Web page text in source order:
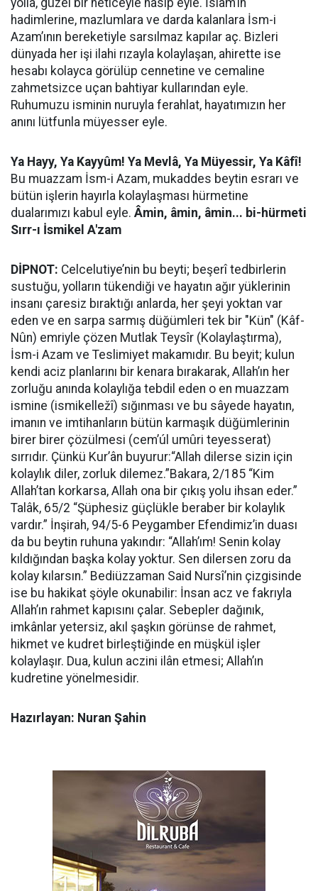
yolla, güzel bir neticeyle nasip eyle. İslam’ın
hadimlerine, mazlumlara ve darda kalanlara İsm-i
Azam’ının bereketiyle sarsılmaz kapılar aç. Bizleri
dünyada her işi ilahi rızayla kolaylaşan, ahirette ise
hesabı kolayca görülüp cennetine ve cemaline
zahmetsizce uçan bahtiyar kullarından eyle.
Ruhumuzu isminin nuruyla ferahlat, hayatımızın her
anını lütfunla müyesser eyle.
Ya Hayy, Ya Kayyûm! Ya Mevlâ, Ya Müyessir, Ya Kâfî!
Bu muazzam İsm-i Azam, mukaddes beytin esrarı ve
bütün işlerin hayırla kolaylaşması hürmetine
dualarımızı kabul eyle. Âmin, âmin, âmin... bi-hürmeti
Sırr-ı İsmikel A'zam
DİPNOT: Celcelutiye’nin bu beyti; beşerî tedbirlerin
sustuğu, yolların tükendiği ve hayatın ağır yüklerinin
insanı çaresiz bıraktığı anlarda, her şeyi yoktan var
eden ve en sarpa sarmış düğümleri tek bir "Kün" (Kâf-
Nûn) emriyle çözen Mutlak Teysîr (Kolaylaştırma),
İsm-i Azam ve Teslimiyet makamıdır. Bu beyit; kulun
kendi aciz planlarını bir kenara bırakarak, Allah’ın her
zorluğu anında kolaylığa tebdil eden o en muazzam
ismine (ismikelležî) sığınması ve bu sâyede hayatın,
imanın ve imtihanların bütün karmaşık düğümlerinin
birer birer çözülmesi (cem’úl umûri teyesserat)
sırrıdır. Çünkü Kur’ân buyurur:“Allah dilerse sizin için
kolaylık diler, zorluk dilemez.”Bakara, 2/185 “Kim
Allah’tan korkarsa, Allah ona bir çıkış yolu ihsan eder.”
Talâk, 65/2 “Şüphesiz güçlükle beraber bir kolaylık
vardır.” İnşirah, 94/5-6 Peygamber Efendimiz’in duası
da bu beytin ruhuna yakındır: “Allah’ım! Senin kolay
kıldığından başka kolay yoktur. Sen dilersen zoru da
kolay kılarsın.” Bediüzzaman Said Nursî’nin çizgisinde
ise bu hakikat şöyle okunabilir: İnsan acz ve fakrıyla
Allah’ın rahmet kapısını çalar. Sebepler dağınık,
imkânlar yetersiz, akıl şaşkın görünse de rahmet,
hikmet ve kudret birleştiğinde en müşkül işler
kolaylaşır. Dua, kulun aczini ilân etmesi; Allah’ın
kudretine yönelmesidir.
Hazırlayan: Nuran Şahin